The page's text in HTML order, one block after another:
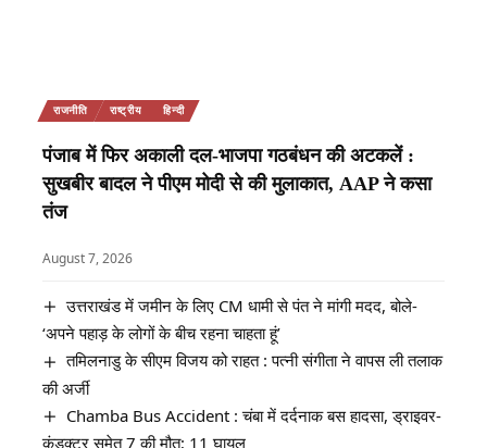
राजनीति राष्ट्रीय हिन्दी
पंजाब में फिर अकाली दल-भाजपा गठबंधन की अटकलें :
सुखबीर बादल ने पीएम मोदी से की मुलाकात, AAP ने कसा
तंज
August 7, 2026
उत्तराखंड में जमीन के लिए CM धामी से पंत ने मांगी मदद, बोले-
‘अपने पहाड़ के लोगों के बीच रहना चाहता हूं’
तमिलनाडु के सीएम विजय को राहत : पत्नी संगीता ने वापस ली तलाक
की अर्जी
Chamba Bus Accident : चंबा में दर्दनाक बस हादसा, ड्राइवर-
कंडक्टर समेत 7 की मौत; 11 घायल